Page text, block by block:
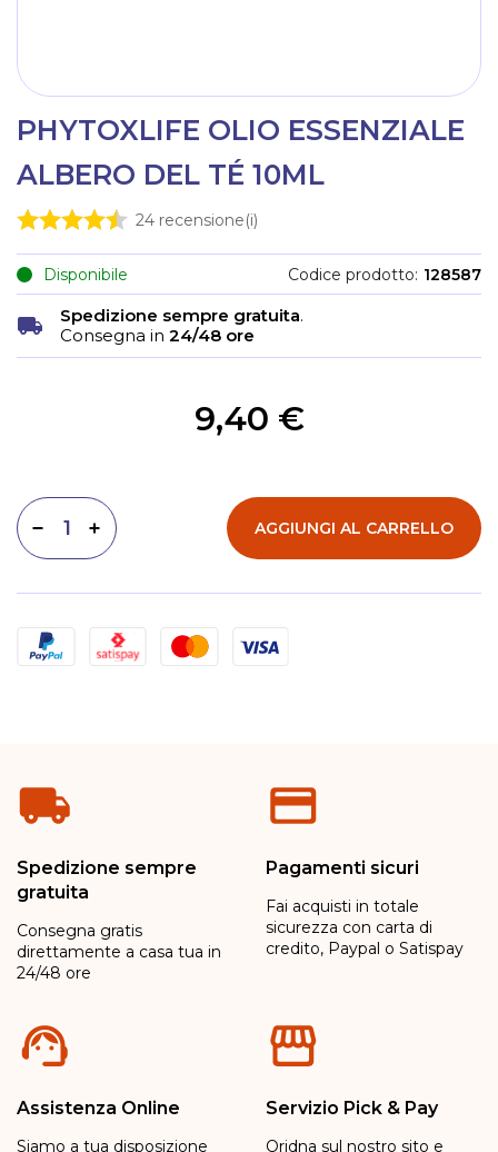
PHYTOXLIFE OLIO ESSENZIALE
ALBERO DEL TÉ 10ML
24 recensione(i)
Disponibile Codice prodotto 128587
Spedizione sempre gratuita.
Consegna in 24/48 ore
9,40 €
Aumenta quantità
Diminuisci quantità AGGIUNGI AL CARRELLO
Metodi di pagamento
Spedizione sempre
gratuita
Consegna gratis
direttamente a casa tua in
24/48 ore
Pagamenti sicuri
Fai acquisti in totale
sicurezza con carta di
credito, Paypal o Satispay
Assistenza Online
Siamo a tua disposizione
Servizio Pick & Pay
Oridna sul nostro sito e